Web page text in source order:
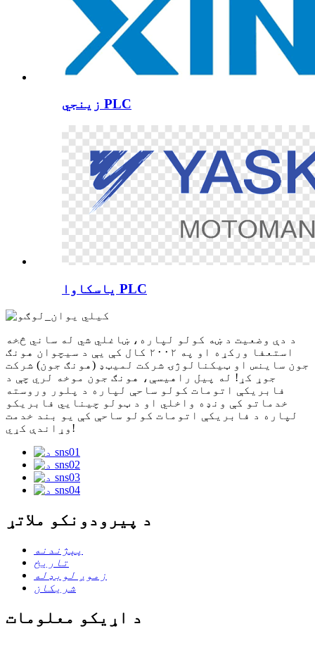
زینجي PLC
یاسکاوا PLC
د دې وضعیت د ښه کولو لپاره، ښاغلي شي له ساني څخه
استعفا ورکړه او په ۲۰۰۲ کال کې یې د سیچوان هونګ
جون ساینس او ​​ټیکنالوژۍ شرکت لمیټډ (هونګ جون) شرکت
جوړ کړ! له پیل راهیسې، هونګ جون موخه لري چې د
فابریکې اتومات کولو ساحې لپاره د پلور وروسته
خدماتو کې ونډه واخلي او د ټولو چینایي فابریکو
لپاره د فابریکې اتومات کولو ساحې کې یو بند خدمت
وړاندې کړي!
د پیرودونکو ملاتړ
پېژندنه
تاریخ
زموږ لوبډله
شریکان
د اړیکو معلومات